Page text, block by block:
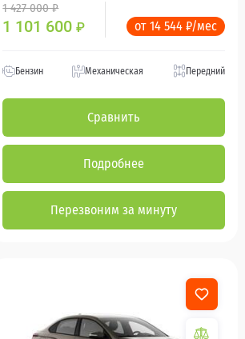
1 427 000 ₽
1 101 600₽ от 14 544 ₽/мес
Бензин Механическая Передний
Сравнить
Подробнее
Перезвоним за минуту